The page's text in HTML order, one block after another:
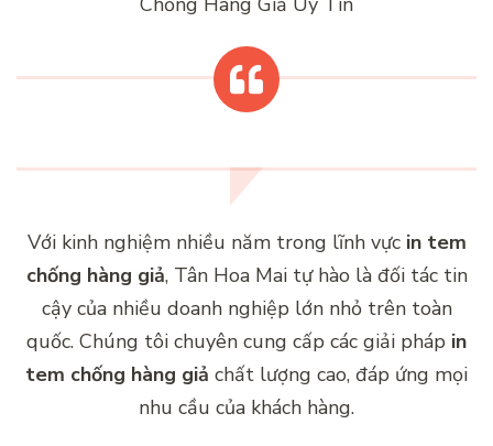
Với kinh nghiệm nhiều năm trong lĩnh vực in tem
chống hàng giả, Tân Hoa Mai tự hào là đối tác tin
cậy của nhiều doanh nghiệp lớn nhỏ trên toàn
quốc. Chúng tôi chuyên cung cấp các giải pháp in
tem chống hàng giả chất lượng cao, đáp ứng mọi
nhu cầu của khách hàng.